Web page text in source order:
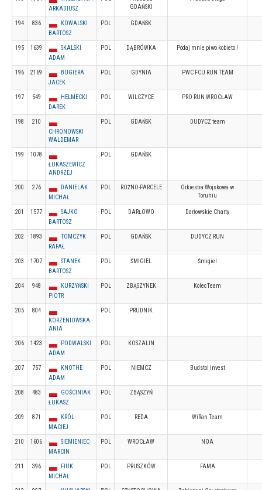
ARKADIUSZ
GDAŃSKI
194 836
KOWALSKI
BARTOSZ
POL GDAŃSK
195 1639
SKALSKI
ADAM
POL DĄBRÓWKA Podaj mnie piwo kobieto !
196 2169
BUGIERA
JACEK
POL GDYNIA PWC FCU RUN TEAM
197 549
HELMECKI
DAREK
POL WILCZYCE PRO RUN WROCŁAW
198
210
CHRONOWSKI
WALDEMAR
POL GDAŃSK DUDYCZ team
199
1078
ŁUKASZEWICZ
ANDRZEJ
POL GDAŃSK
200 276
DANIELAK
MICHAŁ
POL ROŻNO-PARCELE
Orkiestra Wojskowa w
Toruniu
201 1577
SAJKO
BARTOSZ
POL DARŁOWO Darłowskie Charty
202 1893
TOMCZYK
RAFAŁ
POL GDAŃSK DUDYCZ RUN
203 1707
STANEK
BARTOSZ
POL ŚMIGIEL Śmigiel
204 948
KURZYŃSKI
PIOTR
POL ZBĄSZYNEK KolecTeam
205
804
KORZENIOWSKA
ANIA
POL PRUDNIK
206 1423
PODWALSKI
ADAM
POL KOSZALIN
207 757
KNOTHE
ADAM
POL NIEMCZ Budstol Invest
208 483
GOŚCINIAK
ŁUKASZ
POL ZBĄSZYŃ
209 871
KRÓL
MACIEJ
POL REDA WiRan Team
210 1606
SIEMIENIEC
MARCIN
POL WROCŁAW NOA
211 396
FIUK
MICHAŁ
POL PRUSZKÓW FAMA